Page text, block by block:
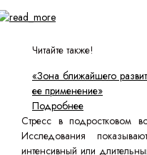
Читайте также!
«Зона ближайшего
ее применение»
Подробнее
Стресс в подростковом
Исследования
интенсивный или